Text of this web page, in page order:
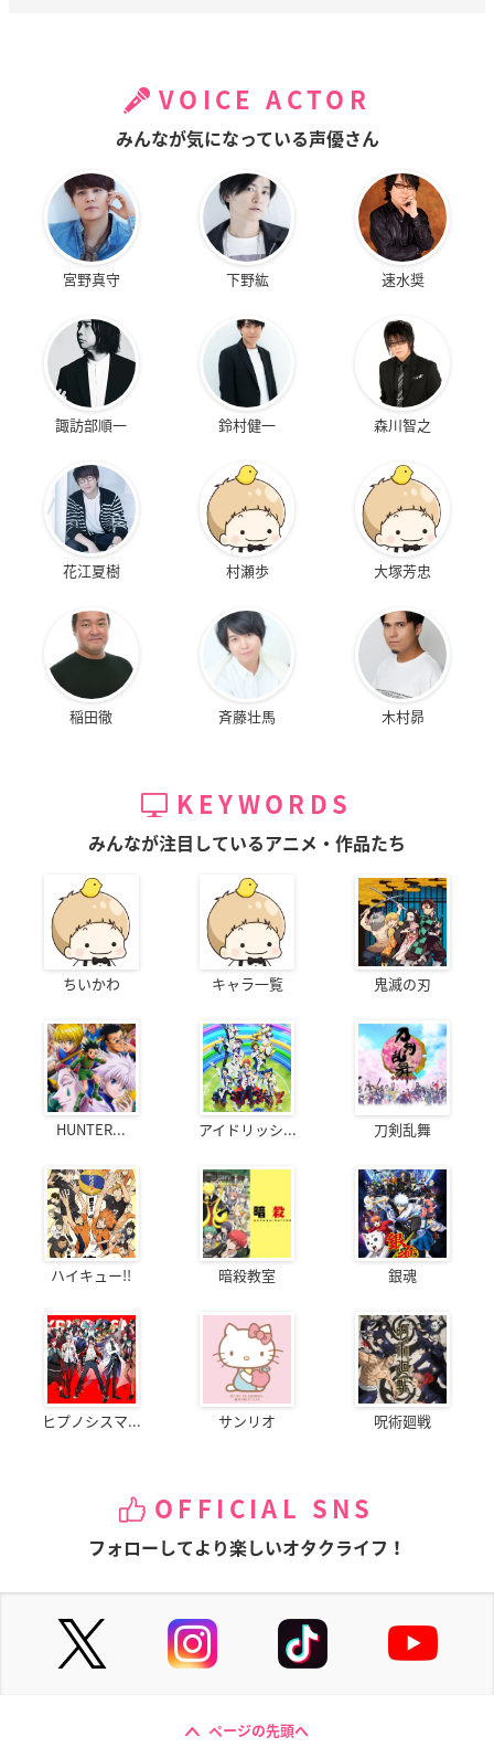
VOICE ACTOR
みんなが気になっている声優さん
宮野真守 下野紘 速水奨
諏訪部順一 鈴村健一 森川智之
花江夏樹 村瀬歩 大塚芳忠
稲田徹 斉藤壮馬 木村昴
KEYWORDS
みんなが注目しているアニメ・作品たち
ちいかわ キャラ一覧 鬼滅の刃
HUNTER... アイドリッシ... 刀剣乱舞
ハイキュー!! 暗殺教室 銀魂
ヒプノシスマ... サンリオ 呪術廻戦
OFFICIAL SNS
フォローしてより楽しいオタクライフ！
ページの先頭へ